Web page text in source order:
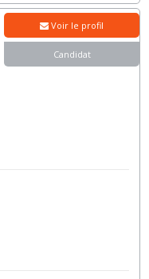
Voir le profil
Candidat